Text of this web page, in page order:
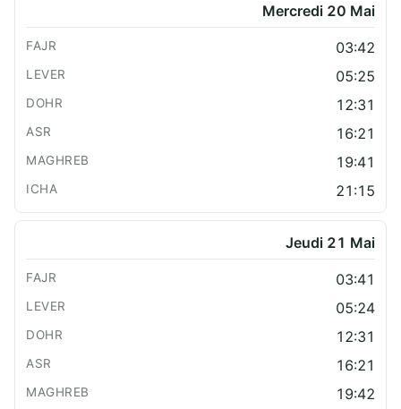
Mercredi 20 Mai
03:42
05:25
12:31
16:21
19:41
21:15
Jeudi 21 Mai
03:41
05:24
12:31
16:21
19:42